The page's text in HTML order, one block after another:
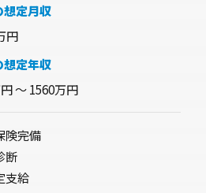
想定月収
円
想定年収
〜 1560万円
険完備
断
支給